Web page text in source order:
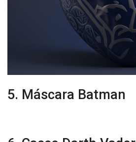
5. Máscara Batman